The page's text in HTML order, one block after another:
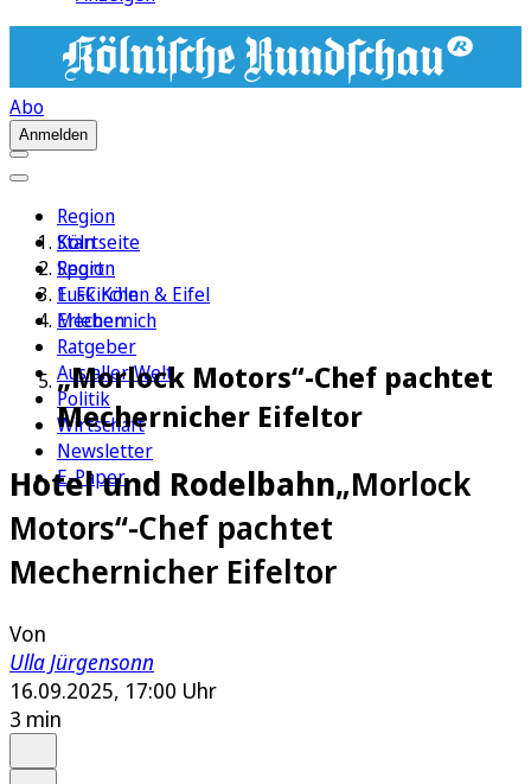
Abo
Anmelden
Region
Köln
Sport
1. FC Köln
Erleben
Ratgeber
Aus aller Welt
Politik
Wirtschaft
Newsletter
E-Paper
Startseite
Region
Euskirchen & Eifel
Mechernich
„Morlock Motors“-Chef pachtet
Mechernicher Eifeltor
Hotel und Rodelbahn„Morlock
Motors“-Chef pachtet
Mechernicher Eifeltor
Von
Ulla Jürgensonn
16.09.2025, 17:00 Uhr
3 min